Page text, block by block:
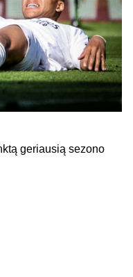
geriausią sezono